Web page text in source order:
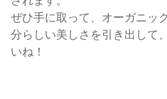
ぜひ手に取って、オーガニッ
分らしい美しさを引き出して
いね！